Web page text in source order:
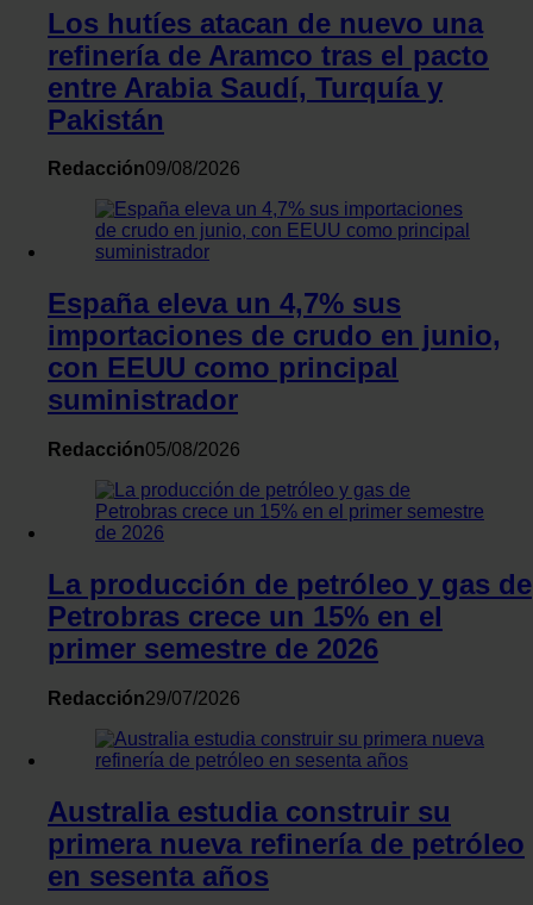
el contenido y los anuncios, ofrecer funciones de redes
sociales y analizar el tráfico. Además, compartimos
información sobre el uso que haga del sitio web con
nuestros partners de redes sociales, publicidad y análisis
web, quienes pueden combinarla con otra información
que les haya proporcionado o que hayan recopilado a
Los hutíes atacan de nuevo una
refinería de Aramco tras el pacto
entre Arabia Saudí, Turquía y
Pakistán
Redacción09/08/2026
España eleva un 4,7% sus
importaciones de crudo en junio,
con EEUU como principal
suministrador
Redacción05/08/2026
La producción de petróleo y gas de
Petrobras crece un 15% en el
primer semestre de 2026
Redacción29/07/2026
Australia estudia construir su
primera nueva refinería de petróleo
en sesenta años